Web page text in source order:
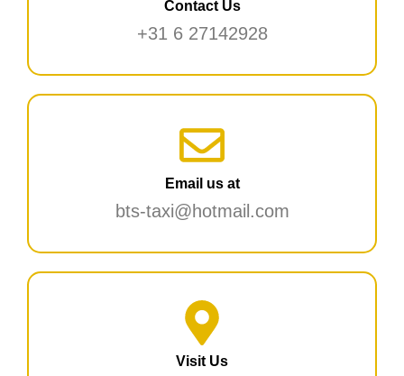
Contact Us
+31 6 27142928
Email us at
bts-taxi@hotmail.com
Visit Us